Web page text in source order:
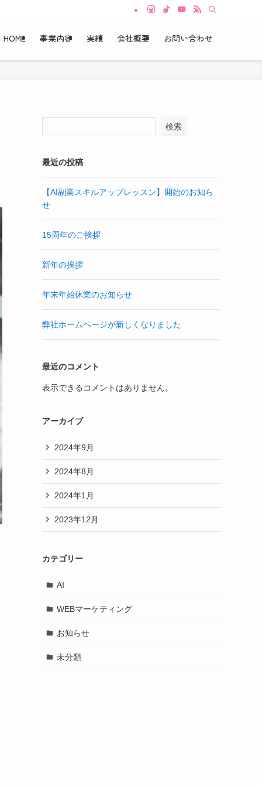
HOME 事業内容 実績 会社概要 お問い合わせ
検索
最近の投稿
【AI副業スキルアップレッスン】開始のお知ら
せ
15周年のご挨拶
新年の挨拶
年末年始休業のお知らせ
弊社ホームページが新しくなりました
最近のコメント
表示できるコメントはありません。
アーカイブ
2024年9月
2024年8月
2024年1月
2023年12月
カテゴリー
AI
WEBマーケティング
お知らせ
未分類